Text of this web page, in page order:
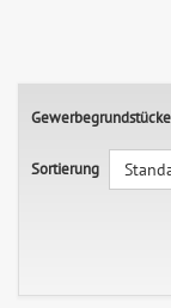
Sortierung